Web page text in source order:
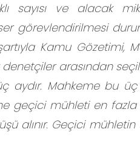
sayısı ve alacak
görevlendirilmesi
Kamu Gözetimi,
arasından seçilir.
aydır. Mahkeme bu
geçici mühleti en
alınır. Geçici